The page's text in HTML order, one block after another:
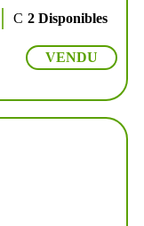
2 Disponibles
VENDU